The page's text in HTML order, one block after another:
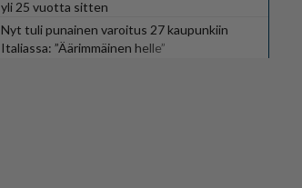
yli 25 vuotta sitten
Nyt tuli punainen varoitus 27 kaupunkiin
Italiassa: ”Äärimmäinen helle”